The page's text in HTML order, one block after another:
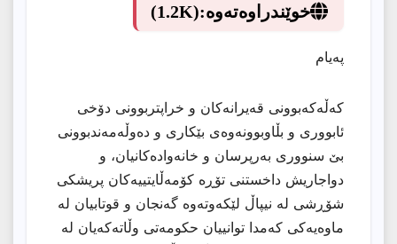
خوێندراوەتەوە:(1.2K)
پەیام
كەڵەكەبوونی قەیرانەكان و خراپتربوونی دۆخی
ئابووری و بڵاوبوونەوەی بێکاری و دەوڵەمەندبوونی
بێ سنووری بەرپرسان و خانەوادەكانیان، و
دواجاریش داخستنی تۆڕە كۆمەڵایتییەكان پریشكی
شۆڕشی لە نیپاڵ لێكەوتەوە گەنجان و قوتابیان لە
ماوەیەكی كەمدا توانییان حكومەتی وڵاتەكەیان لە